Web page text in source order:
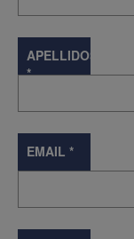
APELLIDOS
*
EMAIL *